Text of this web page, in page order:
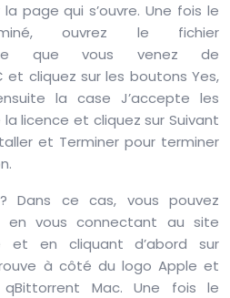
page qui s’ouvre. Une fois le
ouvrez le fichier
que vous venez de
et cliquez sur les boutons Yes,
la case J’accepte les
licence et cliquez sur Suivant
et Terminer pour terminer
Dans ce cas, vous pouvez
en vous connectant au site
et en cliquant d’abord sur
à côté du logo Apple et
Mac. Une fois le